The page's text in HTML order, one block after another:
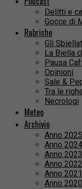
Delitti e
Gocce di
Rubriche
Gli
La Biella
Pausa
Opinioni
Sale &
Tra le
Necrologi
Meteo
Archivio
Anno 2025
Anno 2024
Anno 2023
Anno 2022
Anno 2021
Anno 2020